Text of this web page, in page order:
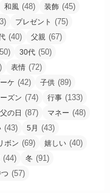
和風 (48) 装飾 (45)
プレゼント (75)
(40) 父親 (67)
30代 (50)
表情 (72)
ケ (42) 子供 (89)
ズン (74) 行事 (133)
父の日 (87) マネー (48)
(43) 5月 (43)
ボン (69) 嬉しい (40)
(44) 冬 (91)
(57)